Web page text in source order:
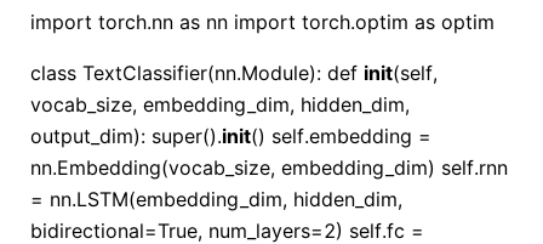
import torch.nn as nn import torch.optim as optim
class TextClassifier(nn.Module): def init(self,
vocab_size, embedding_dim, hidden_dim,
output_dim): super().init() self.embedding =
nn.Embedding(vocab_size, embedding_dim) self.rnn
= nn.LSTM(embedding_dim, hidden_dim,
bidirectional=True, num_layers=2) self.fc =